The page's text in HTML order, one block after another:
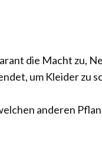
die Macht zu,
um Kleider zu
anderen